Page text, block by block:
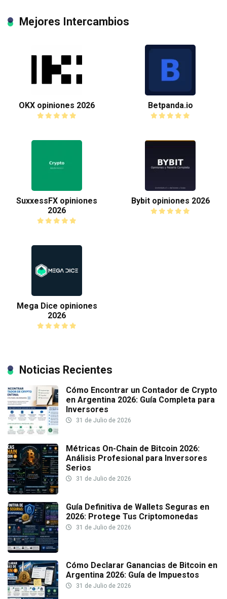
Mejores Intercambios
OKX opiniones 2026 Betpanda.io
SuxxessFX opiniones
2026
Bybit opiniones 2026
Mega Dice opiniones
2026
Noticias Recientes
Cómo Encontrar un Contador de Crypto
en Argentina 2026: Guía Completa para
Inversores
31 de Julio de 2026
Métricas On-Chain de Bitcoin 2026:
Análisis Profesional para Inversores
Serios
31 de Julio de 2026
Guía Definitiva de Wallets Seguras en
2026: Protege Tus Criptomonedas
31 de Julio de 2026
Cómo Declarar Ganancias de Bitcoin en
Argentina 2026: Guía de Impuestos
31 de Julio de 2026